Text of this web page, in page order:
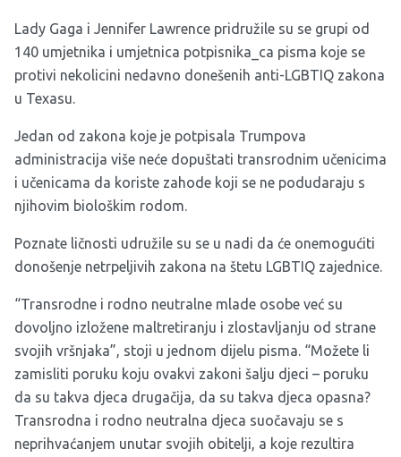
Lady Gaga i Jennifer Lawrence pridružile su se grupi od
140 umjetnika i umjetnica potpisnika_ca pisma koje se
protivi nekolicini nedavno donešenih anti-LGBTIQ zakona
u Texasu.
Jedan od zakona koje je potpisala Trumpova
administracija više neće dopuštati transrodnim učenicima
i učenicama da koriste zahode koji se ne podudaraju s
njihovim biološkim rodom.
Poznate ličnosti udružile su se u nadi da će onemogućiti
donošenje netrpeljivih zakona na štetu LGBTIQ zajednice.
“Transrodne i rodno neutralne mlade osobe već su
dovoljno izložene maltretiranju i zlostavljanju od strane
svojih vršnjaka”, stoji u jednom dijelu pisma. “Možete li
zamisliti poruku koju ovakvi zakoni šalju djeci – poruku
da su takva djeca drugačija, da su takva djeca opasna?
Transrodna i rodno neutralna djeca suočavaju se s
neprihvaćanjem unutar svojih obitelji, a koje rezultira